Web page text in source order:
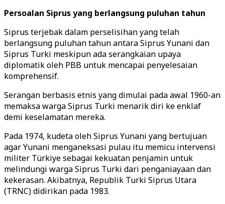
Persoalan Siprus yang berlangsung puluhan tahun
Siprus terjebak dalam perselisihan yang telah
berlangsung puluhan tahun antara Siprus Yunani dan
Siprus Turki meskipun ada serangkaian upaya
diplomatik oleh PBB untuk mencapai penyelesaian
komprehensif.
Serangan berbasis etnis yang dimulai pada awal 1960-an
memaksa warga Siprus Turki menarik diri ke enklaf
demi keselamatan mereka.
Pada 1974, kudeta oleh Siprus Yunani yang bertujuan
agar Yunani menganeksasi pulau itu memicu intervensi
militer Türkiye sebagai kekuatan penjamin untuk
melindungi warga Siprus Turki dari penganiayaan dan
kekerasan. Akibatnya, Republik Turki Siprus Utara
(TRNC) didirikan pada 1983.